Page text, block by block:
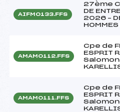
AIFM0133.FFS
27ème
DE
2026 –
HOMMES
AMAM0112.FFS
Cpe de
ESPRIT
AMAM0111.FFS
Cpe de
ESPRIT